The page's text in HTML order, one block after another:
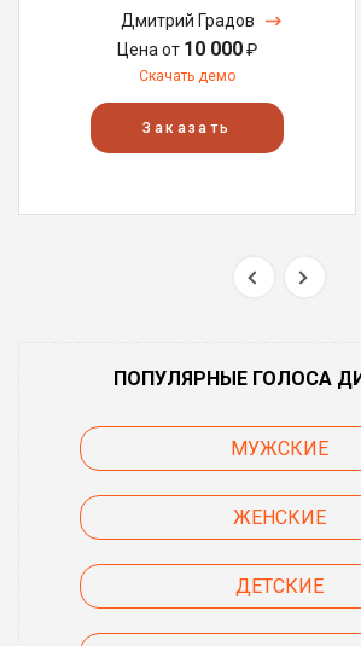
Дмитрий Градов
Цена от 10 000₽
Скачать демо
Заказать
ПОПУЛЯРНЫЕ ГОЛОСА
МУЖСКИЕ
ЖЕНСКИЕ
ДЕТСКИЕ